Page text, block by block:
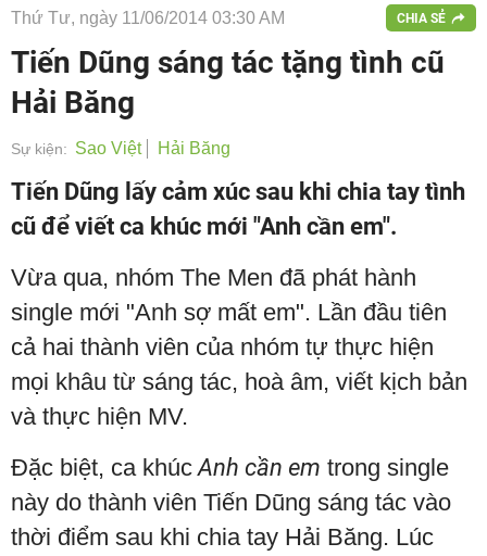
Thứ Tư, ngày 11/06/2014 03:30 AM CHIA SẺ
Tiến Dũng sáng tác tặng tình cũ
Hải Băng
Sự kiện: Sao Việt Hải Băng
Tiến Dũng lấy cảm xúc sau khi chia tay tình
cũ để viết ca khúc mới "Anh cần em".
Vừa qua, nhóm The Men đã phát hành
single mới "Anh sợ mất em". Lần đầu tiên
cả hai thành viên của nhóm tự thực hiện
mọi khâu từ sáng tác, hoà âm, viết kịch bản
và thực hiện MV.
Đặc biệt, ca khúcAnh cần em trong single
này do thành viên Tiến Dũng sáng tác vào
thời điểm sau khi chia tay Hải Băng. Lúc